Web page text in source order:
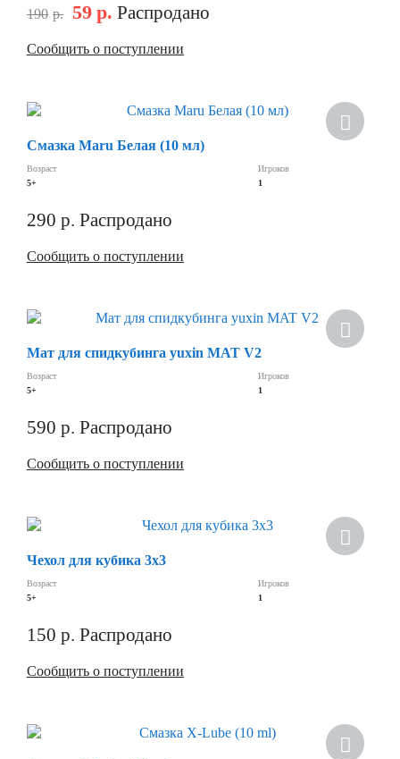
190 р. 59 р. Распродано
Сообщить о поступлении
Смазка Maru Белая (10 мл)
Возраст
5+
Игроков
1
290 р. Распродано
Сообщить о поступлении
Мат для спидкубинга yuxin MAT V2
Возраст
5+
Игроков
1
590 р. Распродано
Сообщить о поступлении
Чехол для кубика 3х3
Возраст
5+
Игроков
1
150 р. Распродано
Сообщить о поступлении